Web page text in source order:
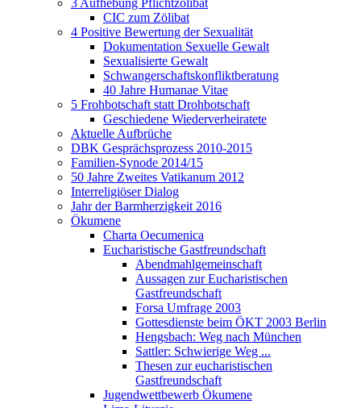
3 Aufhebung Pflichtzölibat
CIC zum Zölibat
4 Positive Bewertung der Sexualität
Dokumentation Sexuelle Gewalt
Sexualisierte Gewalt
Schwangerschaftskonfliktberatung
40 Jahre Humanae Vitae
5 Frohbotschaft statt Drohbotschaft
Geschiedene Wiederverheiratete
Aktuelle Aufbrüche
DBK Gesprächsprozess 2010-2015
Familien-Synode 2014/15
50 Jahre Zweites Vatikanum 2012
Interreligiöser Dialog
Jahr der Barmherzigkeit 2016
Ökumene
Charta Oecumenica
Eucharistische Gastfreundschaft
Abendmahlgemeinschaft
Aussagen zur Eucharistischen
Gastfreundschaft
Forsa Umfrage 2003
Gottesdienste beim ÖKT 2003 Berlin
Hengsbach: Weg nach München
Sattler: Schwierige Weg ...
Thesen zur eucharistischen
Gastfreundschaft
Jugendwettbewerb Ökumene